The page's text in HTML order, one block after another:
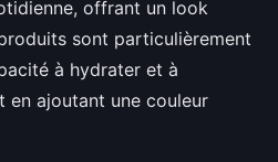
offrant un look
sont particulièrement
à hydrater et à
en ajoutant une couleur